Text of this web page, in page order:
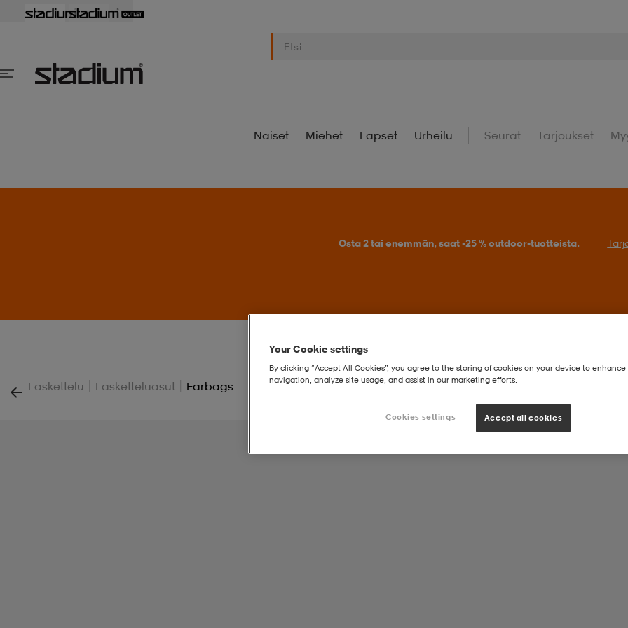
Naiset Miehet Lapset Urheilu Seurat Tarjoukset
Osta 2 tai enemmän, saat -25 % outdoor-tuotteista.
Laskettelu | Lasketteluasut | Earbags
Your Cookie settings
By clicking “Accept All Cookies”, you agree to the storing of cookies on your device to enhance
navigation, analyze site usage, and assist in our marketing efforts.
Cookies settings Accept all cookies